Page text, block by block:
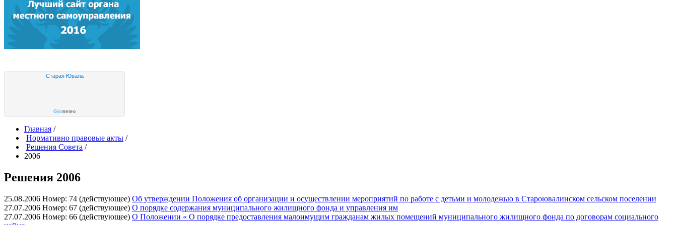
Старая Ювала
Gismeteo
Главная /
Нормативно правовые акты /
Решения Совета /
2006
Решения 2006
25.08.2006 Номер: 74 (действующее) Об утверждении Положения об организации и осуществлении мероприятий по работе с детьми и молодежью в Староювалинском сельском поселении
27.07.2006 Номер: 67 (действующее) О порядке содержания муниципального жилищного фонда и управления им
27.07.2006 Номер: 66 (действующее) О Положении « О порядке предоставления малоимущим гражданам жилых помещений муниципального жилищного фонда по договорам социального